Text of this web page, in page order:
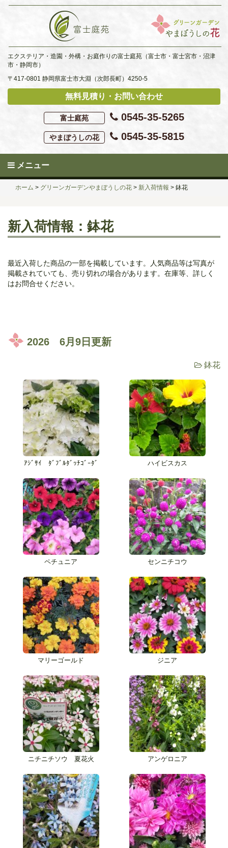
Skip
エクステリア・造園・外構・お庭作りの富士庭苑（富士市・富士宮市・沼津
市・静岡市）
〒417-0801 静岡県富士市大淵（次郎長町）4250-5
無料見積り・お問い合わせ
富士庭苑 0545-35-5265
やまぼうしの花 0545-35-5815
メニュー
ホーム > グリーンガーデンやまぼうしの花 > 新入荷情報 > 鉢花
新入荷情報：鉢花
最近入荷した商品の一部を掲載しています。人気商品等は写真が
掲載されていても、売り切れの場合があります。在庫等、詳しく
はお問合せください。
2026 6月9日更新
鉢花
ｱｼﾞｻｲ ﾀﾞﾌﾞﾙﾀﾞｯﾁｺﾞｰﾀﾞ ハイビスカス
ペチュニア センニチコウ
マリーゴールド ジニア
ニチニチソウ 夏花火 アンゲロニア